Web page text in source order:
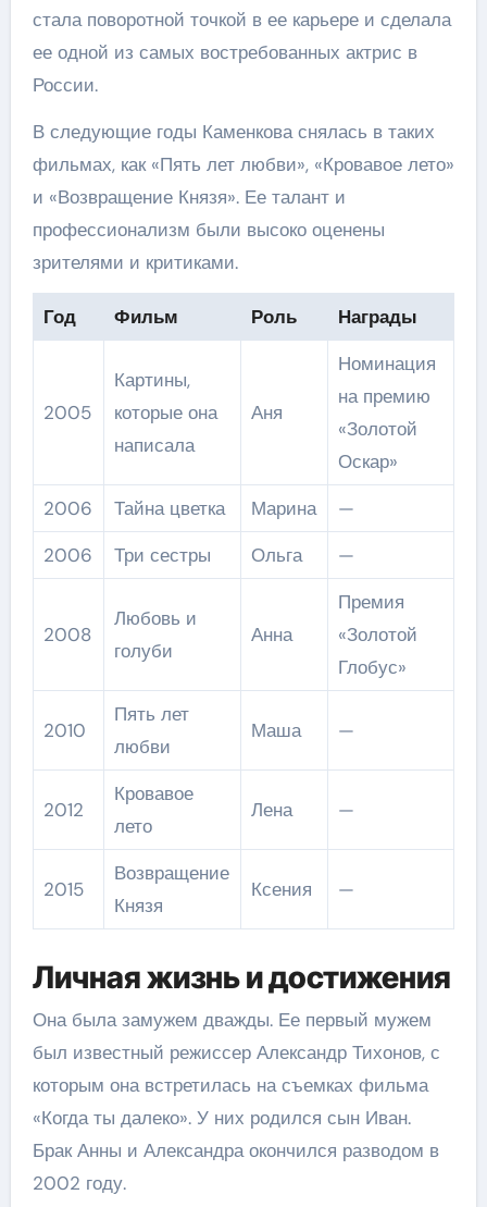
стала поворотной точкой в ее карьере и сделала
ее одной из самых востребованных актрис в
России.
В следующие годы Каменкова снялась в таких
фильмах, как «Пять лет любви», «Кровавое лето»
и «Возвращение Князя». Ее талант и
профессионализм были высоко оценены
зрителями и критиками.
Год Фильм Роль Награды
2005
Картины,
которые она
написала
Аня
Номинация
на премию
«Золотой
Оскар»
2006
Тайна цветка Марина
—
2006
Три сестры Ольга —
2008
Любовь и
голуби
Анна
Премия
«Золотой
Глобус»
2010
Пять лет
любви
Маша —
2012
Кровавое
лето
Лена —
2015
Возвращение
Князя
Ксения —
Личная жизнь и достижения
Она была замужем дважды. Ее первый мужем
был известный режиссер Александр Тихонов, с
которым она встретилась на съемках фильма
«Когда ты далеко». У них родился сын Иван.
Брак Анны и Александра окончился разводом в
2002 году.